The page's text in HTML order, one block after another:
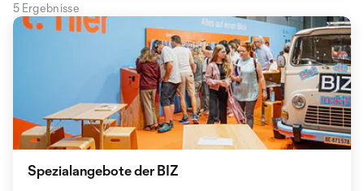
5 Ergebnisse
Spezialangebote der BIZ